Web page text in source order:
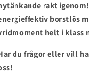
rakt
borstlös
helt i klass
du frågor eller vill